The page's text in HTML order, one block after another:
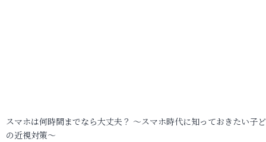
スマホは何時間までなら大丈夫？ ～スマホ時代に知っておきたい子
の近視対策～